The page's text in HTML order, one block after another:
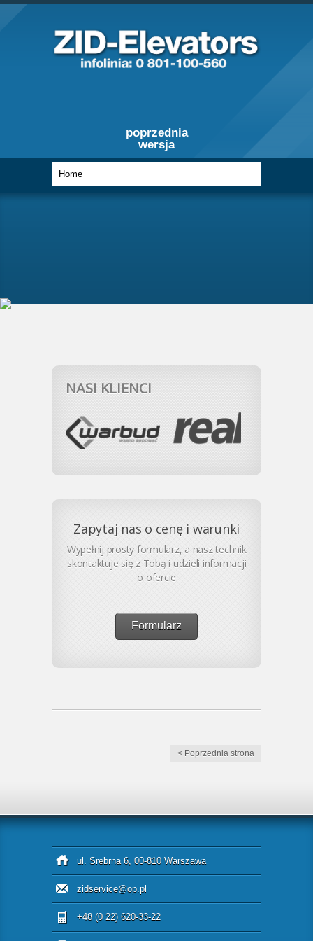
poprzednia
wersja
NASI KLIENCI
Zapytaj nas o cenę i warunki
Wypełnij prosty formularz, a nasz technik
skontaktuje się z Tobą i udzieli informacji
o ofercie
Formularz
< Poprzednia strona
ul. Srebrna 6, 00-810 Warszawa
zidservice@op.pl
+48 (0 22) 620-33-22